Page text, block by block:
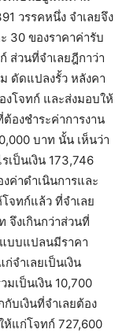
วรรคหนึ่ง จำเลยจึง
30 ของราคาค่ารับ
ส่วนที่จำเลยฎีกาว่า
ดัดแปลงรั้ว หลังคา
งโจทก์ และส่งมอบให้
องชำระค่าการงาน
บาท นั้น เห็นว่า
เป็นเงิน 173,746
ค่าดำเนินการและ
จทก์แล้ว ที่จำเลย
จึงเกินกว่าส่วนที่
บบแปลนมีราคา
จำเลยเป็นเงิน
เป็นเงิน 10,700
บเงินที่จำเลยต้อง
ห้แก่โจทก์ 727,600